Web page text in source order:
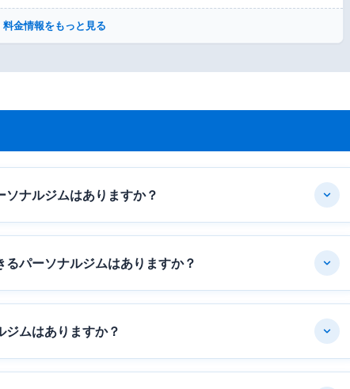
料金情報をもっと見る
ナルジムはありますか？
パーソナルジムはありますか？
ムはありますか？